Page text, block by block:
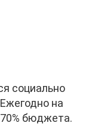
социально
на
бюджета.